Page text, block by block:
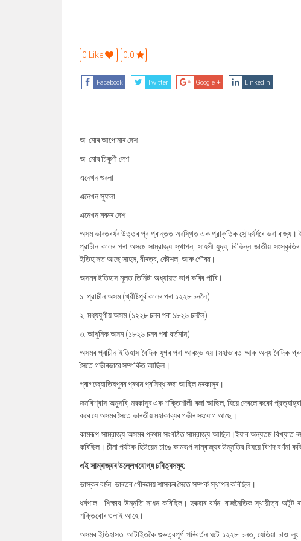
0 Like 0.0
Facebook Twitter Google + Linkedin
অ' মোৰ আপোনাৰ দেশ
অ' মোৰ চিকুণী দেশ
এনেখন শুৱলা
এনেখন সুফলা
এনেখন মৰমৰ দেশ
অসম ভাৰতবৰ্ষৰ উত্তৰ-পূব প্ৰান্তত অৱস্থিত এক প্রাকৃতিক সৌন্দৰ্যৰ্যৰে ভৰা
প্রাচীন কালৰ পৰা অসমে সাম্রাজ্য স্থাপন, সাহসী যুদ্ধ, বিভিন্ন জাতীয়
ইতিহাসত আছে সাহস, বীৰত্ব, কৌশল, আৰু গৌৰৱ।
অসমৰ ইতিহাস মূলত তিনিটা অধ্যায়ত ভাগ কৰিব পাৰি।
১. প্রাচীন অসম (খ্রীষ্টপূর্ব কালৰ পৰা ১২২৮ চনলৈ)
২. মধ্যযুগীয় অসম (১২২৮ চনৰ পৰা ১৮২৬ চনলৈ)
৩. আধুনিক অসম (১৮২৬ চনৰ পৰা বৰ্তমান)
অসমৰ প্ৰাচীন ইতিহাস বৈদিক যুগৰ পৰা আৰম্ভ হয়।মহাভাৰত আৰু অন্য বৈদিক
সৈতে গভীৰভাৱে সম্পর্কিত আছিল।
প্ৰাগজ্যোতিষপুৰৰ প্ৰথম প্ৰসিদ্ধ ৰজা আছিল নৰকাসুৰ।
জনবিশ্বাস অনুসৰি, নৰকাসুৰ এক শক্তিশালী ৰজা আছিল, যিয়ে দেবলোককো
কৰে যে অসমৰ সৈতে ভাৰতীয় মহাকাব্যৰ গভীৰ সংযোগ আছে।
কামৰূপ সাম্রাজ্য অসমৰ প্ৰথম সংগঠিত সাম্রাজ্য আছিল।ইয়াৰ অন্যতম বিখ্যাত
কৰিছিল। চীনা পর্যটক হিউয়েন চাঙে কামৰূপ সাম্ৰাজ্যৰ উন্নতিৰ বিষয়ে বিশদ বর্ণনা
এই সাম্ৰাজ্যৰ উল্লেখযোগ্য চৰিত্ৰসমূহ:
ভাস্কৰ বৰ্মন: ভাৰতৰ গৌৰৱময় শাসকৰ সৈতে সম্পর্ক স্থাপন কৰিছিল।
ধর্মপাল : শিক্ষাব উন্নতি সাধন কৰিছিল। হৰজাৰ বৰ্মন: ৰাজনৈতিক স্থায়ীত্ব
শক্তিবোৰ ওলাই আহে।
অসমৰ ইতিহাসত আটাইতকৈ গুৰুত্বপূর্ণ পৰিবৰ্তন ঘটে ১২২৮ চনত, যেতিয়া